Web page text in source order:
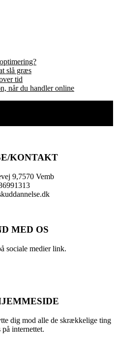
slå græs
tid
når du handler online
KONTAKT
9,7570 Vemb
MED OS
sociale medier link.
dig mod alle de skrækkelige ting
internettet.